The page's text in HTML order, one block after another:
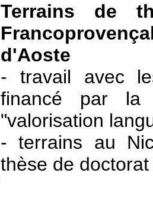
Terrains de
d'Aoste
- travail avec
financé par la
"valorisation
- terrains au
thèse de